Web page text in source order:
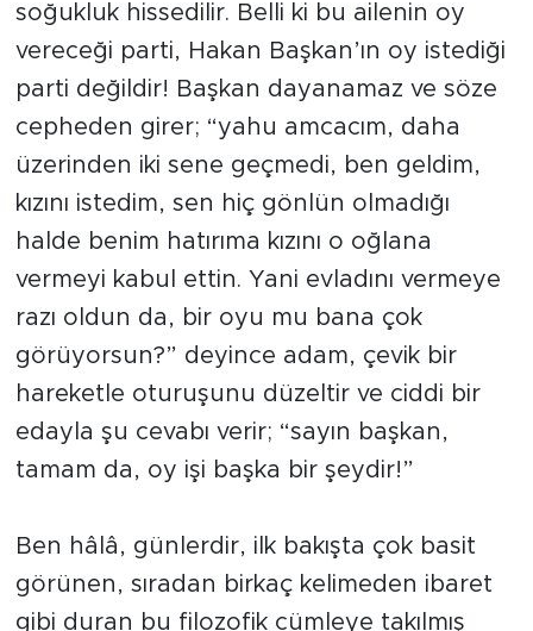
soğukluk hissedilir. Belli ki bu ailenin oy
vereceği parti, Hakan Başkan’ın oy istediği
parti değildir! Başkan dayanamaz ve söze
cepheden girer; “yahu amcacım, daha
üzerinden iki sene geçmedi, ben geldim,
kızını istedim, sen hiç gönlün olmadığı
halde benim hatırıma kızını o oğlana
vermeyi kabul ettin. Yani evladını vermeye
razı oldun da, bir oyu mu bana çok
görüyorsun?” deyince adam, çevik bir
hareketle oturuşunu düzeltir ve ciddi bir
edayla şu cevabı verir; “sayın başkan,
tamam da, oy işi başka bir şeydir!”
Ben hâlâ, günlerdir, ilk bakışta çok basit
görünen, sıradan birkaç kelimeden ibaret
gibi duran bu filozofik cümleye takılmış